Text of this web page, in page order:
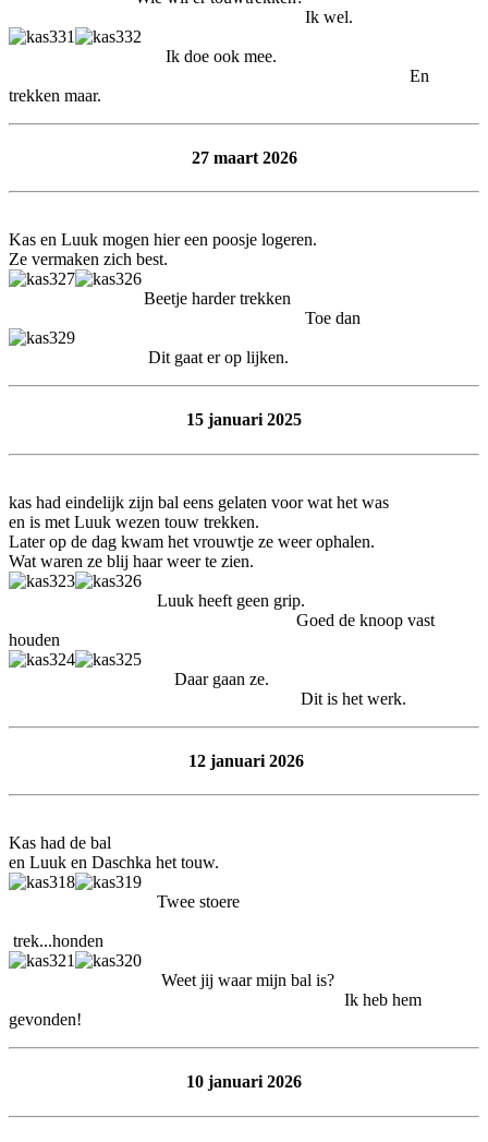
Ik wel.
Ik doe ook mee.
En
trekken maar.
27 maart 2026
Kas en Luuk mogen hier een poosje logeren.
Ze vermaken zich best.
Beetje harder trekken
Toe dan
Dit gaat er op lijken.
15 januari 2025
kas had eindelijk zijn bal eens gelaten voor wat het was
en is met Luuk wezen touw trekken.
Later op de dag kwam het vrouwtje ze weer ophalen.
Wat waren ze blij haar weer te zien.
Luuk heeft geen grip.
Goed de knoop vast
houden
Daar gaan ze.
Dit is het werk.
12 januari 2026
Kas had de bal
en Luuk en Daschka het touw.
Twee stoere
trek...honden
Weet jij waar mijn bal is?
Ik heb hem
gevonden!
10 januari 2026